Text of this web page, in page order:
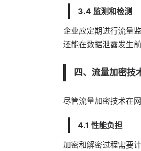
3.4 监测和检测
企业应定期进行流量
还能在数据泄露发生
四、流量加密技
尽管流量加密技术在
4.1 性能负担
加密和解密过程需要